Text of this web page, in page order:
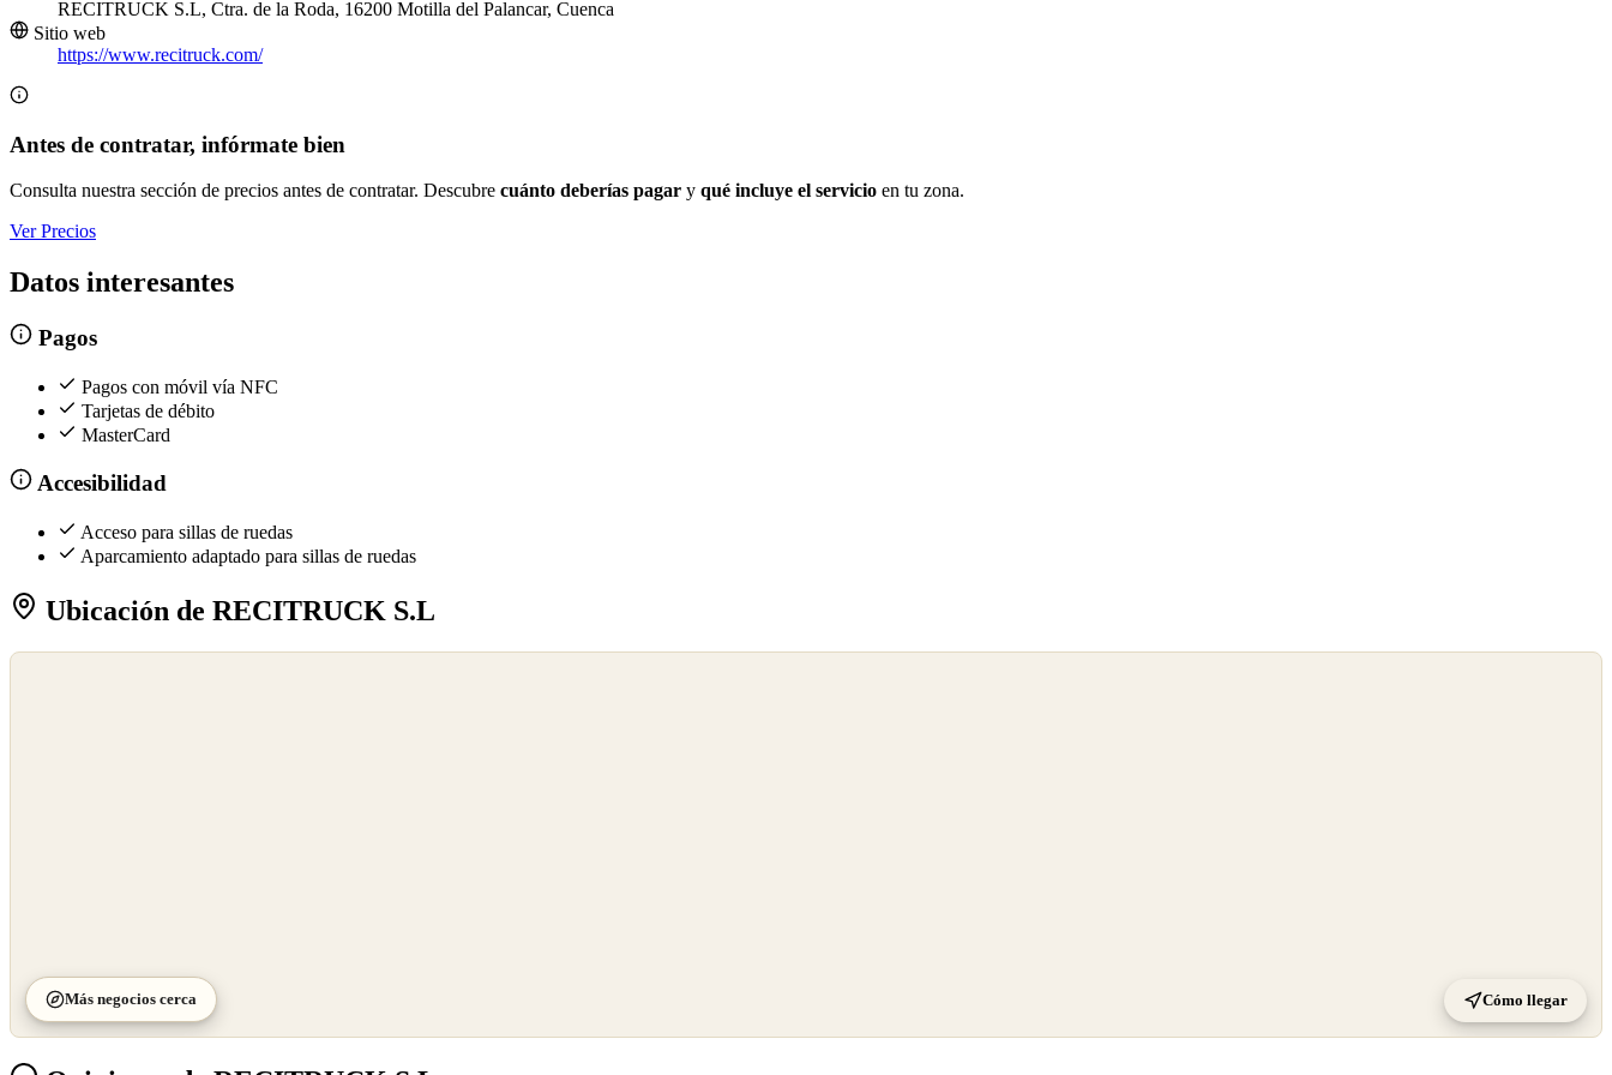
RECITRUCK S.L, Ctra. de la Roda, 16200 Motilla del Palancar, Cuenca
Sitio web
https://www.recitruck.com/
Antes de contratar, infórmate bien
Consulta nuestra sección de precios antes de contratar. Descubre cuánto deberías pagar y qué incluye el servicio en tu zona.
Ver Precios
Datos interesantes
Pagos
Pagos con móvil vía NFC
Tarjetas de débito
MasterCard
Accesibilidad
Acceso para sillas de ruedas
Aparcamiento adaptado para sillas de ruedas
Ubicación de RECITRUCK S.L
Más negocios cerca Cómo llegar